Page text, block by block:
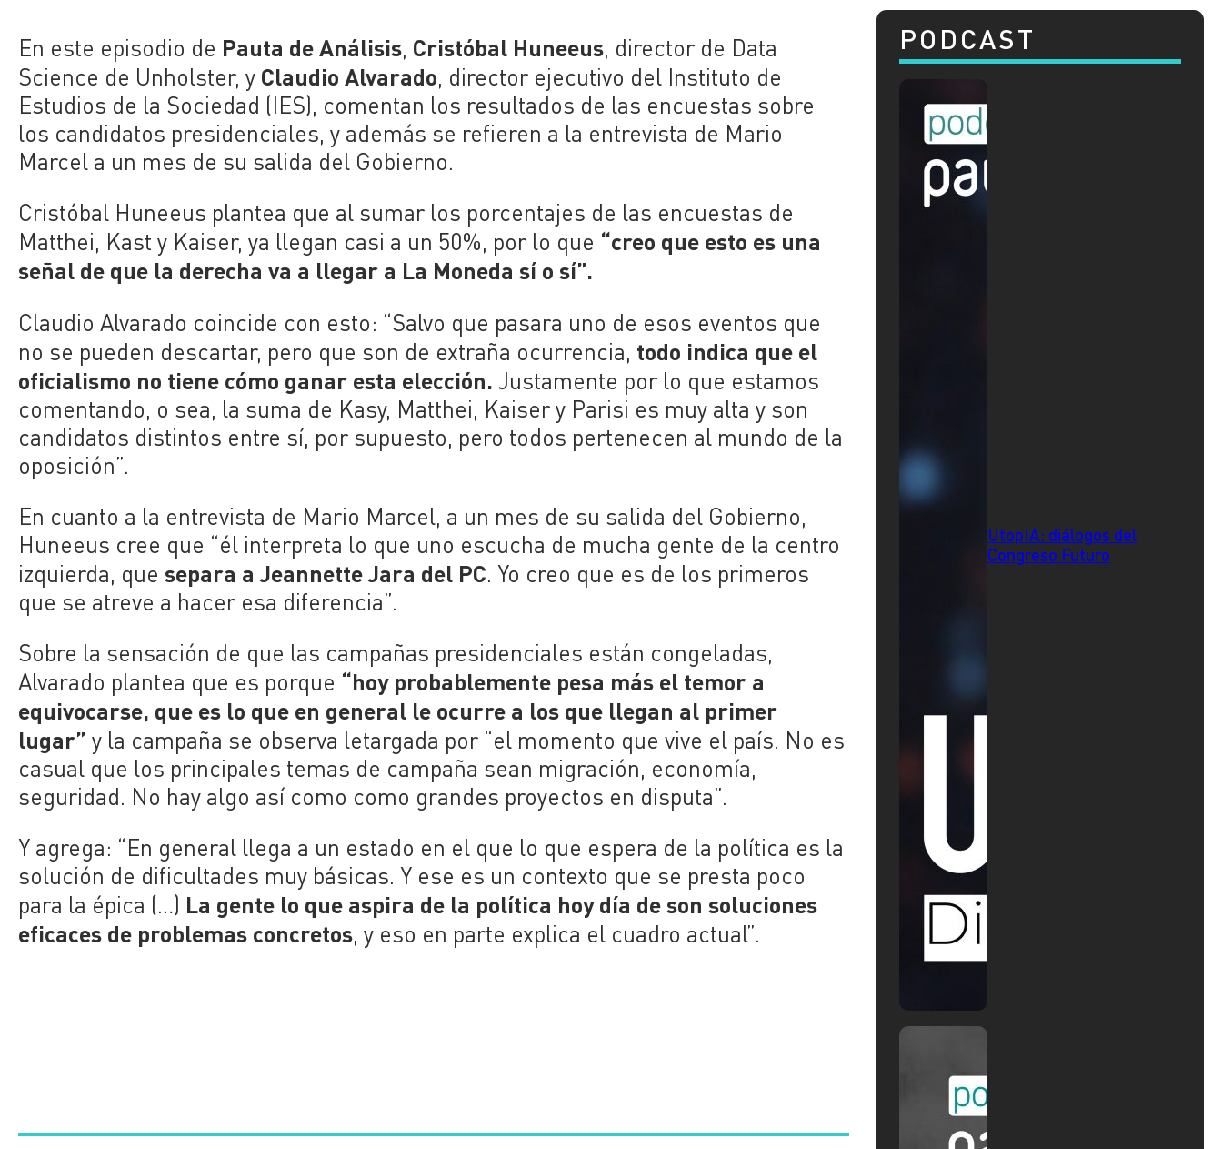
En este episodio de Pauta de Análisis, Cristóbal Huneeus, director de Data
Science de Unholster, y Claudio Alvarado, director ejecutivo del Instituto de
Estudios de la Sociedad (IES), comentan los resultados de las encuestas sobre
los candidatos presidenciales, y además se refieren a la entrevista de Mario
Marcel a un mes de su salida del Gobierno.
Cristóbal Huneeus plantea que al sumar los porcentajes de las encuestas de
Matthei, Kast y Kaiser, ya llegan casi a un 50%, por lo que “creo que esto es una
señal de que la derecha va a llegar a La Moneda sí o sí”.
Claudio Alvarado coincide con esto: “Salvo que pasara uno de esos eventos que
no se pueden descartar, pero que son de extraña ocurrencia, todo indica que el
oficialismo no tiene cómo ganar esta elección. Justamente por lo que estamos
comentando, o sea, la suma de Kasy, Matthei, Kaiser y Parisi es muy alta y son
candidatos distintos entre sí, por supuesto, pero todos pertenecen al mundo de la
oposición”.
En cuanto a la entrevista de Mario Marcel, a un mes de su salida del Gobierno,
Huneeus cree que “él interpreta lo que uno escucha de mucha gente de la centro
izquierda, quesepara a Jeannette Jara del PC. Yo creo que es de los primeros
que se atreve a hacer esa diferencia”.
Sobre la sensación de que las campañas presidenciales están congeladas,
Alvarado plantea que es porque “hoy probablemente pesa más el temor a
equivocarse, que es lo que en general le ocurre a los que llegan al primer
lugar” y la campaña se observa letargada por “el momento que vive el país. No es
casual que los principales temas de campaña sean migración, economía,
seguridad. No hay algo así como como grandes proyectos en disputa”.
Y agrega: “En general llega a un estado en el que lo que espera de la política es la
solución de dificultades muy básicas. Y ese es un contexto que se presta poco
para la épica (…) La gente lo que aspira de la política hoy día de son soluciones
eficaces de problemas concretos, y eso en parte explica el cuadro actual”.
PODCAST
UtopIA: diálogos del
Congreso Futuro